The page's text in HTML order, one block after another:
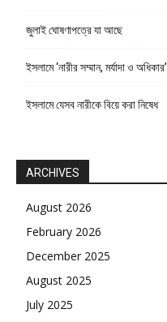
জুলাই ঘোষণাপত্রে যা আছে
ইসলামে ‘নারীর সম্মান, মর্যাদা ও অধিকার’
ইসলামে যেসব নারীকে বিয়ে করা নিষেধ
ARCHIVES
August 2026
February 2026
December 2025
August 2025
July 2025